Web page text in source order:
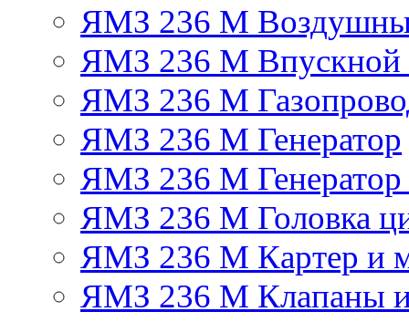
ЯМЗ 236 М
ЯМЗ 236 М Впускной
ЯМЗ 236 М
ЯМЗ 236 М Генератор
ЯМЗ 236 М Генератор
ЯМЗ 236 М Головка
ЯМЗ 236 М Картер и
ЯМЗ 236 М Клапаны и